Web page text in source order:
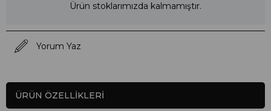
Ürün stoklarımızda kalmamıştır.
Yorum Yaz
ÜRÜN ÖZELLIKLERI